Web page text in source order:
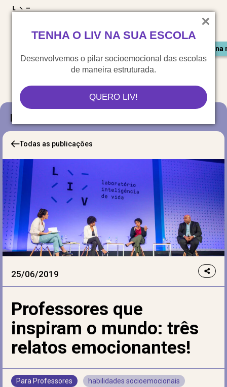
TENHA O LIV NA SUA ESCOLA
Desenvolvemos o pilar socioemocional das escolas
de maneira estruturada.
QUERO LIV!
Saiu
Blog
Todas as publicações
25/06/2019
Professores que
inspiram o mundo: três
relatos emocionantes!
Para Professores habilidades socioemocionais